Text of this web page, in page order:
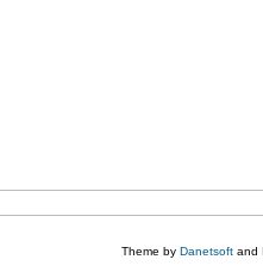
Theme by Danetsoft and